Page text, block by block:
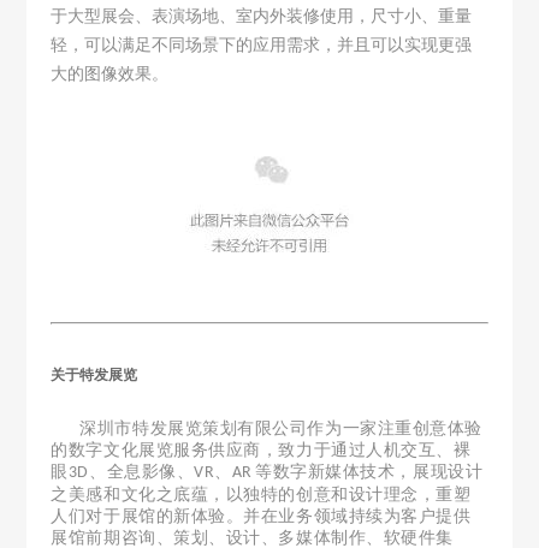
于大型展会、表演场地、室内外装修使用，尺寸小、重量
轻，可以满足不同场景下的应用需求，并且可以实现更强
大的图像效果。
关于特发展览
深圳市特发展览策划有限公司作为一家注重创意体验
的数字文化展览服务供应商，致力于通过人机交互、裸
眼 3D 、全息影像、VR AR 等数字新媒体技术，展现设计
之美感和文化之底蕴，以独特的创意和设计理念，重塑
人们对于展馆的新体验。并在业务领域持续为客户提供
展馆前期咨询、策划、设计、多媒体制作、软硬件集